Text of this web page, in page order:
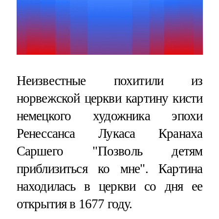
Неизвестные похитили из
норвежской церкви картину кисти
немецкого художника эпохи
Ренессанса Лукаса Кранаха
Саршего "Позволь детям
приблизиться ко мне". Картина
находилась в церкви со дня ее
открытия в 1677 году.